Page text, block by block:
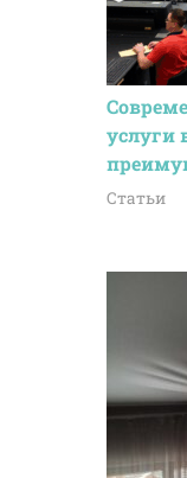
услуги
Статьи